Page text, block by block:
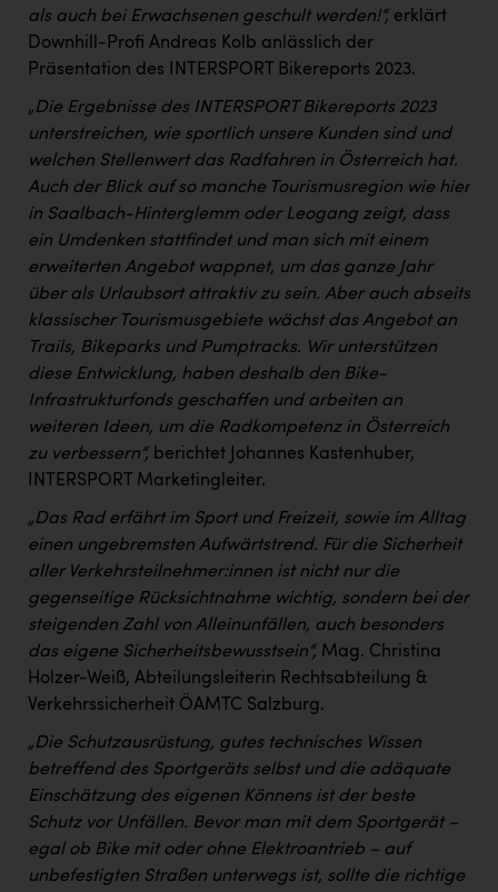
als auch bei Erwachsenen geschult werden!“, erklärt
Downhill-Profi Andreas Kolb anlässlich der
Präsentation des INTERSPORT Bikereports 2023.
„Die Ergebnisse des INTERSPORT Bikereports 2023
unterstreichen, wie sportlich unsere Kunden sind und
welchen Stellenwert das Radfahren in Österreich hat.
Auch der Blick auf so manche Tourismusregion wie hier
in Saalbach-Hinterglemm oder Leogang zeigt, dass
ein Umdenken stattfindet und man sich mit einem
erweiterten Angebot wappnet, um das ganze Jahr
über als Urlaubsort attraktiv zu sein. Aber auch abseits
klassischer Tourismusgebiete wächst das Angebot an
Trails, Bikeparks und Pumptracks. Wir unterstützen
diese Entwicklung, haben deshalb den Bike-
Infrastrukturfonds geschaffen und arbeiten an
weiteren Ideen, um die Radkompetenz in Österreich
zu verbessern“, berichtet Johannes Kastenhuber,
INTERSPORT Marketingleiter.
„Das Rad erfährt im Sport und Freizeit, sowie im Alltag
einen ungebremsten Aufwärtstrend. Für die Sicherheit
aller Verkehrsteilnehmer:innen ist nicht nur die
gegenseitige Rücksichtnahme wichtig, sondern bei der
steigenden Zahl von Alleinunfällen, auch besonders
das eigene Sicherheitsbewusstsein“, Mag. Christina
Holzer-Weiß, Abteilungsleiterin Rechtsabteilung &
Verkehrssicherheit ÖAMTC Salzburg.
„Die Schutzausrüstung, gutes technisches Wissen
betreffend des Sportgeräts selbst und die adäquate
Einschätzung des eigenen Könnens ist der beste
Schutz vor Unfällen. Bevor man mit dem Sportgerät –
egal ob Bike mit oder ohne Elektroantrieb – auf
unbefestigten Straßen unterwegs ist, sollte die richtige